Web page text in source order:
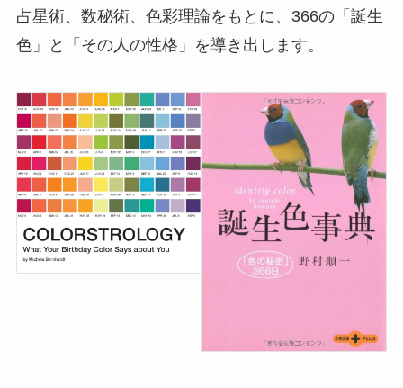
占星術、数秘術、色彩理論をもとに、366の「誕生
色」と「その人の性格」を導き出します。